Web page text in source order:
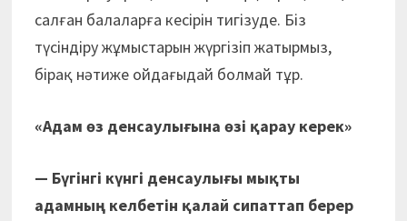
салған балаларға кесірін тигізуде. Біз
түсіндіру жұмыстарын жүргізіп жатырмыз,
бірақ нәтиже ойдағыдай болмай тұр.
«Адам өз денсаулығына өзі қарау керек»
— Бүгінгі күнгі денсаулығы мықты
адамның келбетін қалай сипаттап берер